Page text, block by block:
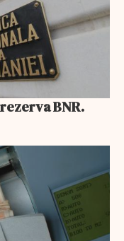
BNR.